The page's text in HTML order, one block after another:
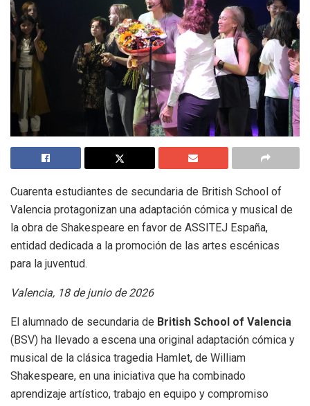
Cuarenta estudiantes de secundaria de British School of
Valencia protagonizan una adaptación cómica y musical de
la obra de Shakespeare en favor de ASSITEJ España,
entidad dedicada a la promoción de las artes escénicas
para la juventud.
Valencia, 18 de junio de 2026
El alumnado de secundaria de British School of Valencia
(BSV) ha llevado a escena una original adaptación cómica y
musical de la clásica tragedia Hamlet, de William
Shakespeare, en una iniciativa que ha combinado
aprendizaje artístico, trabajo en equipo y compromiso